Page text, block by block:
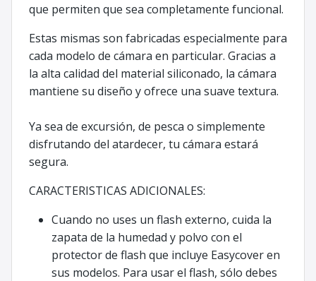
que permiten que sea completamente funcional.
Estas mismas son fabricadas especialmente para
cada modelo de cámara en particular. Gracias a
la alta calidad del material siliconado, la cámara
mantiene su diseño y ofrece una suave textura.
Ya sea de excursión, de pesca o simplemente
disfrutando del atardecer, tu cámara estará
segura.
CARACTERISTICAS ADICIONALES:
Cuando no uses un flash externo, cuida la
zapata de la humedad y polvo con el
protector de flash que incluye Easycover en
sus modelos. Para usar el flash, sólo debes